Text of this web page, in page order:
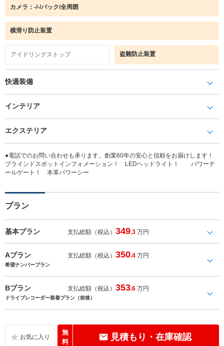
カメラ：-/-/バック/全周囲
横滑り防止装置
アイドリングストップ 盗難防止装置
快適装備
インテリア
エクステリア
●電話でのお問い合わせも承ります。創業60年の安心と信頼をお届けします！
ブラインドスポットインフォメーション！ LEDヘッドライト！ パワーテ
ールゲート！ 本革パワーシー
プラン
基本プラン 支払総額（税込）349.3 万円
Aプラン 支払総額（税込）350.4 万円
希望ナンバープラン
Bプラン 支払総額（税込）353.6 万円
ドライブレコーダー装着プラン（前後）
無
料
見積もり・在庫確認